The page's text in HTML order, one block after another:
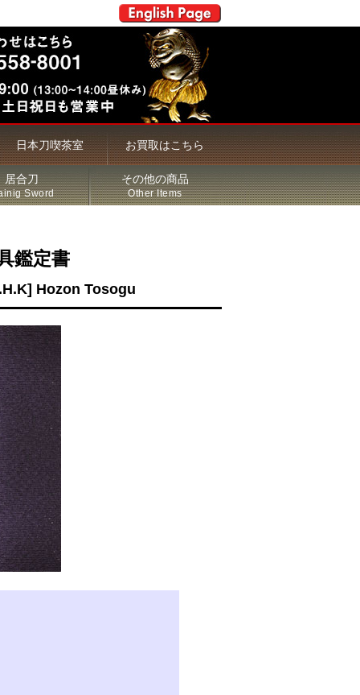
日本刀喫茶室 お買取はこちら
居合刀
Sword
その他の商品
Other Items
鑑定書
Hozon Tosogu